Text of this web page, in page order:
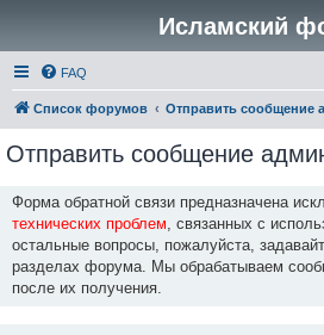
Исламский
FAQ
Список форумов Отправить сообщение
Отправить сообщение
Форма обратной связи предназначена
технических проблем, связанных с
остальные вопросы, пожалуйста,
разделах форума. Мы обрабатываем
после их получения.